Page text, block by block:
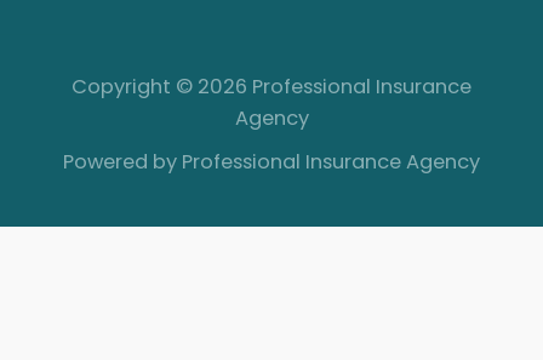
Copyright © 2026 Professional Insurance
Agency
Powered by Professional Insurance Agency